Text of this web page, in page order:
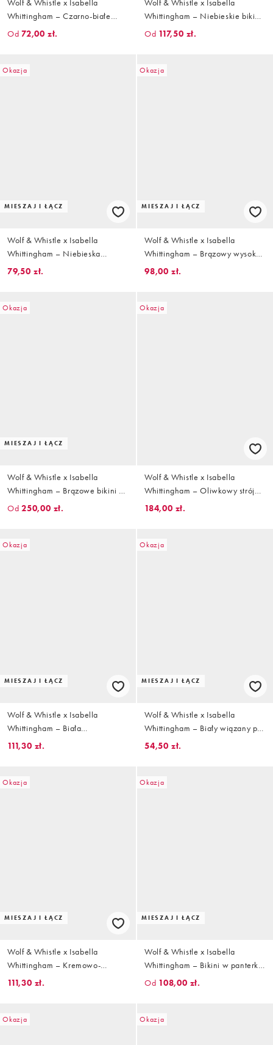
Wolf & Whistle x Isabella
Whittingham – Czarno-białe
bikini w kratkę
Od 72,00 zł.
Wolf & Whistle x Isabella
Whittingham – Niebieskie bikini
z dzianiny w jodełkę
Od 117,50 zł.
Okazja
MIESZAJ I ŁĄCZ
Wolf & Whistle x Isabella
Whittingham – Niebieska
dzianinowa góra od bikini z
79,50 zł.
Okazja
MIESZAJ I ŁĄCZ
Wolf & Whistle x Isabella
Whittingham – Brązowy wysoko
wycięty dół od bikini we wzór w
98,00 zł.
Okazja
MIESZAJ I ŁĄCZ
Wolf & Whistle x Isabella
Whittingham – Brązowe bikini z
fiszbinami w paski zebry
Od 250,00 zł.
Okazja
Wolf & Whistle x Isabella
Whittingham – Oliwkowy strój
kąpielowy z kontrastowymi
184,00 zł.
Okazja
MIESZAJ I ŁĄCZ
Wolf & Whistle x Isabella
Whittingham – Biała
fakturowana góra od bikini o
111,30 zł.
Okazja
MIESZAJ I ŁĄCZ
Wolf & Whistle x Isabella
Whittingham – Biały wiązany po
bokach dół od bikini z
54,50 zł.
Okazja
MIESZAJ I ŁĄCZ
Wolf & Whistle x Isabella
Whittingham – Kremowo-
oliwkowa góra od bikini z
111,30 zł.
Okazja
MIESZAJ I ŁĄCZ
Wolf & Whistle x Isabella
Whittingham – Bikini w panterkę
z czerwonym kontrastowym
Od 108,00 zł.
Okazja Okazja